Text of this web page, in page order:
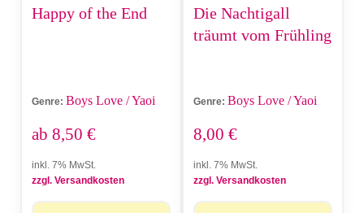
Happy of the End
Genre: Boys Love / Yaoi
ab 8,50 €
inkl. 7% MwSt.
zzgl. Versandkosten
Die Nachtigall
träumt vom Frühling
Genre: Boys Love / Yaoi
8,00 €
inkl. 7% MwSt.
zzgl. Versandkosten